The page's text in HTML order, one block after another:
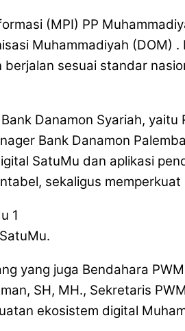
(MPI) PP
Muhammadiyah (DOM)
sesuai standar
Danamon Syariah, yaitu
Bank Danamon
SatuMu dan aplikasi
sekaligus
yang juga Bendahara
SH, MH., Sekretaris
ekosistem digital